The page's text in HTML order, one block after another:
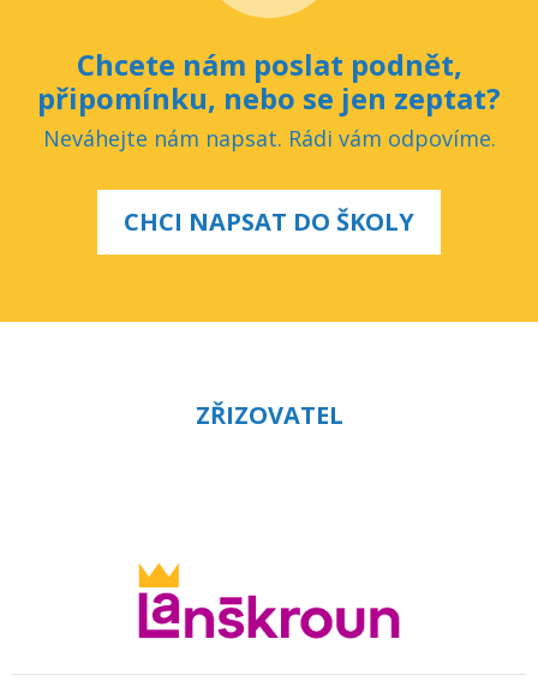
Chcete nám poslat podnět,
připomínku, nebo se jen zeptat?
Neváhejte nám napsat. Rádi vám odpovíme.
CHCI NAPSAT DO ŠKOLY
ZŘIZOVATEL